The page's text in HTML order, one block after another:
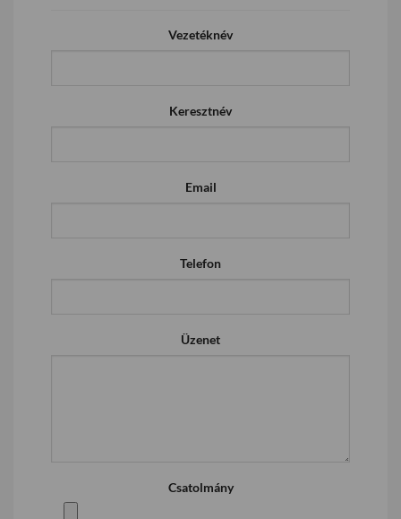
Vezetéknév
Keresztnév
Email
Telefon
Üzenet
Csatolmány